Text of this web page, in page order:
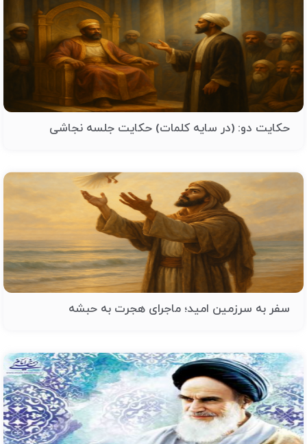
حکایت دو: (در سایه کلمات) حکایت جلسه نجاشی
سفر به سرزمین امید؛ ماجرای هجرت به حبشه